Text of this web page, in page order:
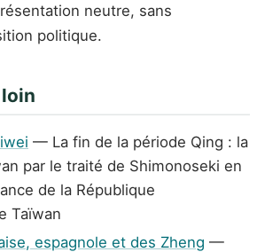
neutre, sans
politique.
— La fin de la période Qing : la
par le traité de Shimonoseki en
de la République
Taïwan
espagnole et des Zheng —